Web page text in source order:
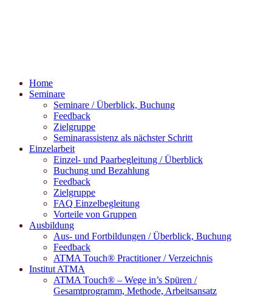
Home
Seminare
Seminare / Überblick, Buchung
Feedback
Zielgruppe
Seminarassistenz als nächster Schritt
Einzelarbeit
Einzel- und Paarbegleitung / Überblick
Buchung und Bezahlung
Feedback
Zielgruppe
FAQ Einzelbegleitung
Vorteile von Gruppen
Ausbildung
Aus- und Fortbildungen / Überblick, Buchung
Feedback
ATMA Touch® Practitioner / Verzeichnis
Institut ATMA
ATMA Touch® – Wege in’s Spüren /
Gesamtprogramm, Methode, Arbeitsansatz